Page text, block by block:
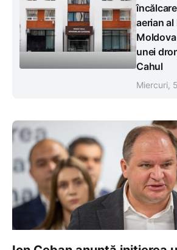
aerian
unei
Cahul
Miercuri,